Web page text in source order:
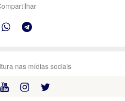
nas mídias sociais